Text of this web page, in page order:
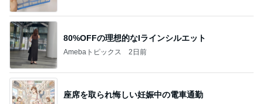
80%OFFの理想的なIラインシルエット
Amebaトピックス 2日前
座席を取られ悔しい妊娠中の電車通勤